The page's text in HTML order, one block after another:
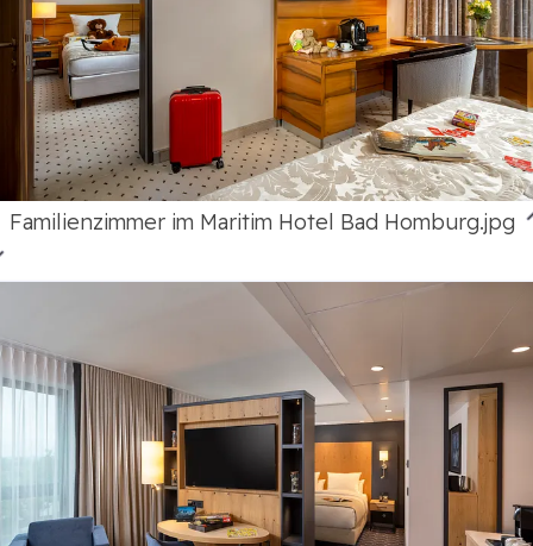
Familienzimmer im Maritim Hotel Bad Homburg.jpg